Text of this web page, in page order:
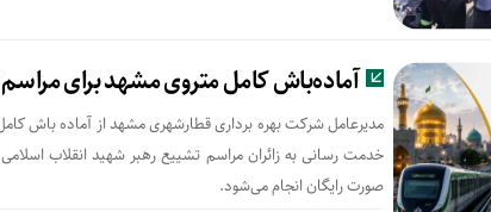
آماده‌باش کامل متروی مشهد برای
مدیرعامل شرکت بهره برداری قطارشهری مشهد از آماده باش
صورت رایگان انجام می‌شود.